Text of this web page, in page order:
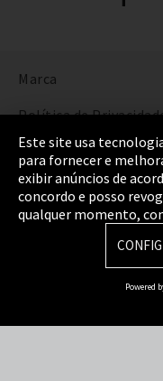
Marca
Política de
Cookie Settings
Termos e Condições
Mapa do Site
Este site usa
para fornecer e
exibir anúncios de
concordo e posso
qualquer momento,
Powered